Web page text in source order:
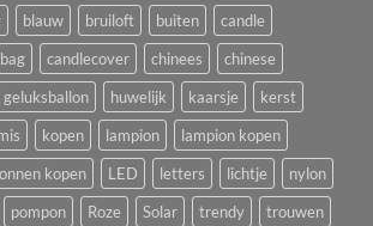
blauw bruiloft buiten
candle
candlecover chinees
chinese
geluksballon huwelijk kaarsje
kerst
kopen lampion
lampion kopen
kopen LED letters lichtje
nylon
pompon Roze Solar trendy trouwen